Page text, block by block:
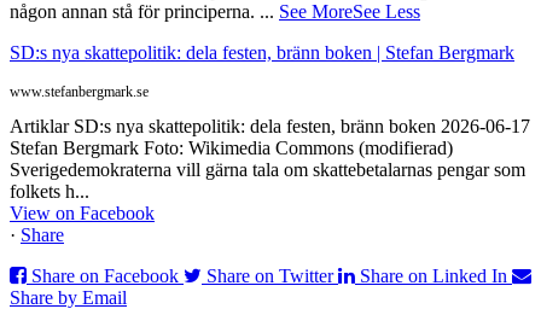
någon annan stå för principerna. ... See MoreSee Less
SD:s nya skattepolitik: dela festen, bränn boken | Stefan Bergmark
www.stefanbergmark.se
Artiklar SD:s nya skattepolitik: dela festen, bränn boken 2026-06-17
Stefan Bergmark Foto: Wikimedia Commons (modifierad)
Sverigedemokraterna vill gärna tala om skattebetalarnas pengar som
folkets h...
View on Facebook
· Share
Share on Facebook
Share on Twitter
Share on Linked In
Share by Email